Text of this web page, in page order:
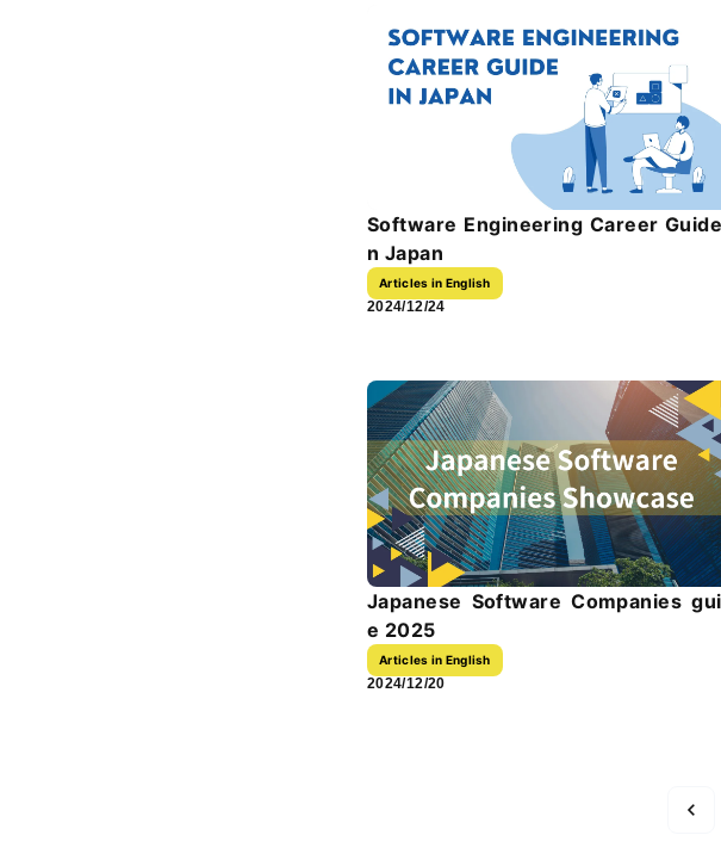
Software Engineering Career
n Japan
Articles in English
2024/12/24
Japanese Software Companies
e 2025
Articles in English
2024/12/20